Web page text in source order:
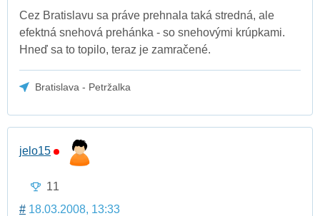
Cez Bratislavu sa práve prehnala taká stredná, ale
efektná snehová prehánka - so snehovými krúpkami.
Hneď sa to topilo, teraz je zamračené.
Bratislava - Petržalka
jelo15
11
# 18.03.2008, 13:33